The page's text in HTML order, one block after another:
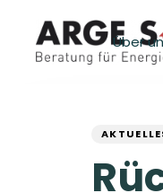
primary
navigation
Über